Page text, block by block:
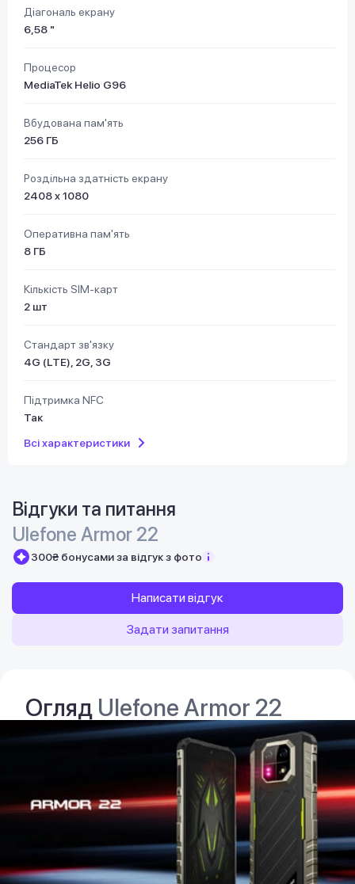
Діагональ екрану
6,58 "
Процесор
MediaTek Helio G96
Вбудована пам'ять
256 ГБ
Роздільна здатність екрану
2408 x 1080
Оперативна пам'ять
8 ГБ
Кількість SIM-карт
2 шт
Стандарт зв'язку
4G (LTE), 2G, 3G
Підтримка NFC
Так
Всі характеристики
Відгуки та питання
Ulefone Armor 22
300₴ бонусами за відгук з фото
Написати відгук
Задати запитання
Огляд Ulefone Armor 22